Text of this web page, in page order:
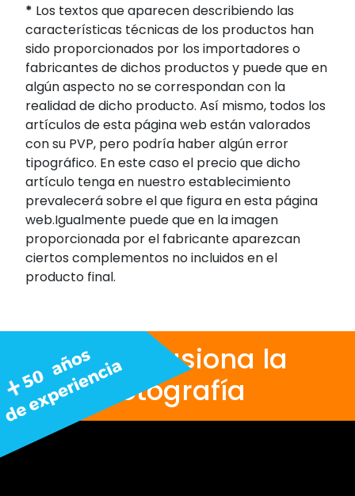
* Los textos que aparecen describiendo las
características técnicas de los productos han
sido proporcionados por los importadores o
fabricantes de dichos productos y puede que en
algún aspecto no se correspondan con la
realidad de dicho producto. Así mismo, todos los
artículos de esta página web están valorados
con su PVP, pero podría haber algún error
tipográfico. En este caso el precio que dicho
artículo tenga en nuestro establecimiento
prevalecerá sobre el que figura en esta página
web.Igualmente puede que en la imagen
proporcionada por el fabricante aparezcan
ciertos complementos no incluidos en el
producto final.
Nos apasiona la
fotografía